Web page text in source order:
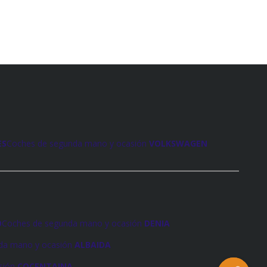
Coches de segunda mano y ocasión VOLKSWAGEN
Coches de segunda mano y ocasión DENIA
mano y ocasión ALBAIDA